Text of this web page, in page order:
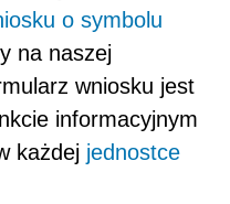
o symbolu
na naszej
wniosku jest
informacyjnym
każdej jednostce